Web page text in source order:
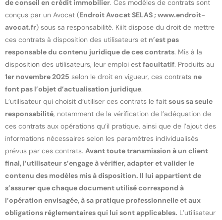
de conseil en crédit immobilier. Ces modèles de contrats sont
conçus par un Avocat (Endroit Avocat SELAS ; www.endroit-
avocat.fr) sous sa responsabilité. Kiilt dispose du droit de mettre
ces contrats à disposition des utilisateurs et n’est pas
responsable du contenu juridique de ces contrats. Mis à la
disposition des utilisateurs, leur emploi est facultatif. Produits au
1er novembre 2025 selon le droit en vigueur, ces contrats ne
font pas l’objet d’actualisation juridique.
L’utilisateur qui choisit d’utiliser ces contrats le fait sous sa seule
responsabilité, notamment de la vérification de l’adéquation de
ces contrats aux opérations qu’il pratique, ainsi que de l’ajout des
informations nécessaires selon les paramètres individualisés
prévus par ces contrats. Avant toute transmission à un client
final, l’utilisateur s’engage à vérifier, adapter et valider le
contenu des modèles mis à disposition. Il lui appartient de
s’assurer que chaque document utilisé correspond à
l’opération envisagée, à sa pratique professionnelle et aux
obligations réglementaires qui lui sont applicables. L’utilisateur